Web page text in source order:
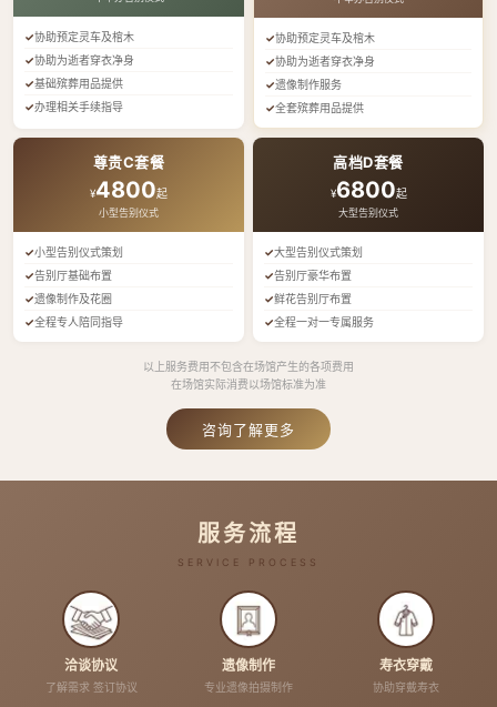
协助预定灵车及棺木
协助为逝者穿衣净身
基础殡葬用品提供
办理相关手续指导
协助预定灵车及棺木
协助为逝者穿衣净身
遗像制作服务
全套殡葬用品提供
尊贵C套餐
¥4800起
小型告别仪式
小型告别仪式策划
告别厅基础布置
遗像制作及花圈
全程专人陪同指导
高档D套餐
¥6800起
大型告别仪式
大型告别仪式策划
告别厅豪华布置
鲜花告别厅布置
全程一对一专属服务
以上服务费用不包含在场馆产生的各项费用
在场馆实际消费以场馆标准为准
咨询了解更多
服务流程
SERVICE PROCESS
洽谈协议
了解需求 签订协议
遗像制作
专业遗像拍摄制作
寿衣穿戴
协助穿戴寿衣